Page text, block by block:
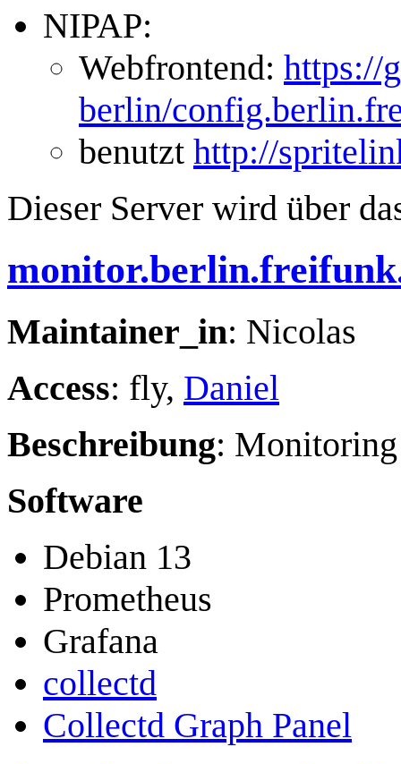
NIPAP:
Webfrontend: https://
berlin/
benutzt http://
Dieser Server wird über
Maintainer_in: Nicolas
Access: fly, Daniel
Beschreibung:
Software
Debian 13
Prometheus
Grafana
collectd
Collectd Graph Panel